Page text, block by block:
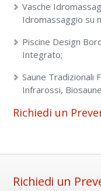
Vasche
Idromassaggio su
Piscine Design
Integrato;
Saune Tradizionali
Infrarossi,
Richiedi un
Richiedi un